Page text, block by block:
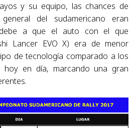
y su equipo, las chances de
del sudamericano eran
a que el auto con el que
Lancer EVO X) era de menor
de tecnología comparado a los
en día, marcando una gran